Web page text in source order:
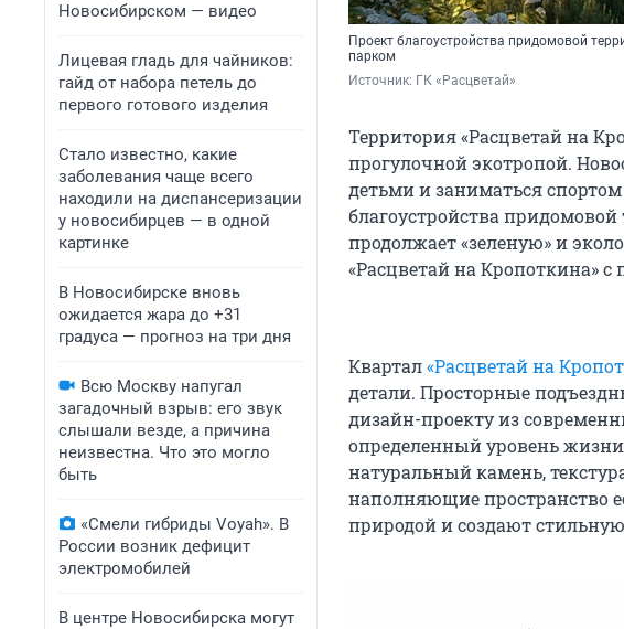
Новосибирском — видео
Лицевая гладь для чайников:
гайд от набора петель до
первого готового изделия
Стало известно, какие
заболевания чаще всего
находили на диспансеризации
у новосибирцев — в одной
картинке
В Новосибирске вновь
ожидается жара до +31
градуса — прогноз на три дня
Всю Москву напугал
загадочный взрыв: его звук
слышали везде, а причина
неизвестна. Что это могло
быть
«Смели гибриды Voyah». В
России возник дефицит
электромобилей
В центре Новосибирска могут
Проект благоустройства придомовой
парком
Источник: ГК «Расцветай»
Территория «Расцветай на
прогулочной экотропой.
детьми и заниматься
благоустройства
продолжает «зеленую» и
«Расцветай на Кропоткина» с
Квартал«Расцветай на
детали. Просторные
дизайн-проекту из
определенный уровень
натуральный камень,
наполняющие пространство
природой и создают